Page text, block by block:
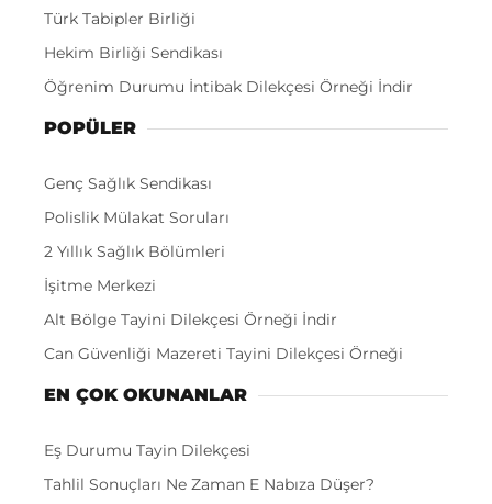
Türk Tabipler Birliği
Hekim Birliği Sendikası
Öğrenim Durumu İntibak Dilekçesi Örneği İndir
POPÜLER
Genç Sağlık Sendikası
Polislik Mülakat Soruları
2 Yıllık Sağlık Bölümleri
İşitme Merkezi
Alt Bölge Tayini Dilekçesi Örneği İndir
Can Güvenliği Mazereti Tayini Dilekçesi Örneği
EN ÇOK OKUNANLAR
Eş Durumu Tayin Dilekçesi
Tahlil Sonuçları Ne Zaman E Nabıza Düşer?